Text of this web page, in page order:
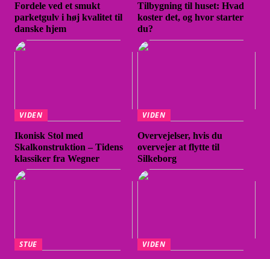
Fordele ved et smukt
parketgulv i høj kvalitet til
danske hjem
Tilbygning til huset: Hvad
koster det, og hvor starter
du?
VIDEN
Ikonisk Stol med
Skalkonstruktion – Tidens
klassiker fra Wegner
VIDEN
Overvejelser, hvis du
overvejer at flytte til
Silkeborg
STUE VIDEN